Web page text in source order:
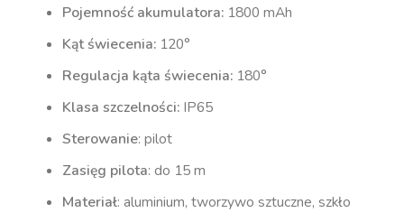
Pojemność akumulatora: 1800 mAh
Kąt świecenia: 120°
Regulacja kąta świecenia: 180°
Klasa szczelności: IP65
Sterowanie: pilot
Zasięg pilota: do 15 m
Materiał: aluminium, tworzywo sztuczne, szkło